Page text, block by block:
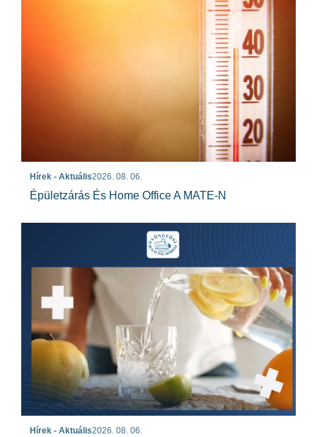
Hírek - Aktuális2026. 08. 06.
Épületzárás És Home Office A MATE-N
Hírek - Aktuális2026. 08. 06.